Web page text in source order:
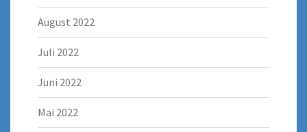
August 2022
Juli 2022
Juni 2022
Mai 2022